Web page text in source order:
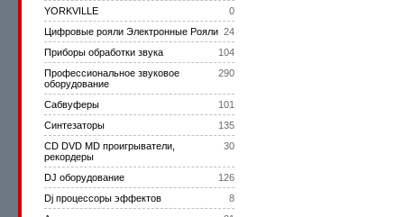
0
YORKVILLE
24
Цифровые рояли Электронные Рояли
104
Приборы обработки звука
290
Профессиональное звуковое
оборудование
101
Сабвуферы
135
Синтезаторы
30
CD DVD MD проигрыватели,
рекордеры
126
DJ оборудование
8
Dj процессоры эффектов